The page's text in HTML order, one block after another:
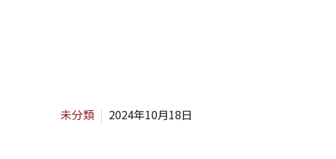
未分類 2024年10月18日